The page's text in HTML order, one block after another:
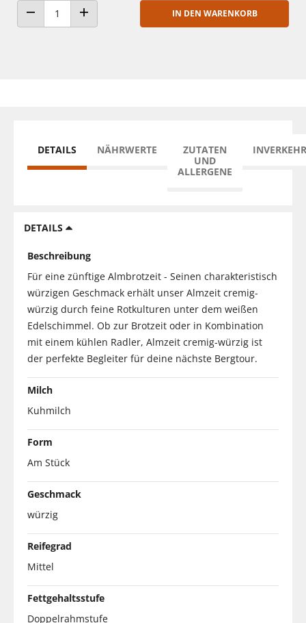
ANZAHL VERRINGERNANZAHL ERHÖHEN
IN DEN WARENKORB
DETAILS NÄHRWERTE
ZUTATEN
UND
ALLERGENE
DETAILS
Beschreibung
Für eine zünftige Almbrotzeit - Seinen charakteristisch
würzigen Geschmack erhält unser Almzeit cremig-
würzig durch feine Rotkulturen unter dem weißen
Edelschimmel. Ob zur Brotzeit oder in Kombination
mit einem kühlen Radler, Almzeit cremig-würzig ist
der perfekte Begleiter für deine nächste Bergtour.
Milch
Kuhmilch
Form
Am Stück
Geschmack
würzig
Reifegrad
Mittel
Fettgehaltsstufe
Doppelrahmstufe